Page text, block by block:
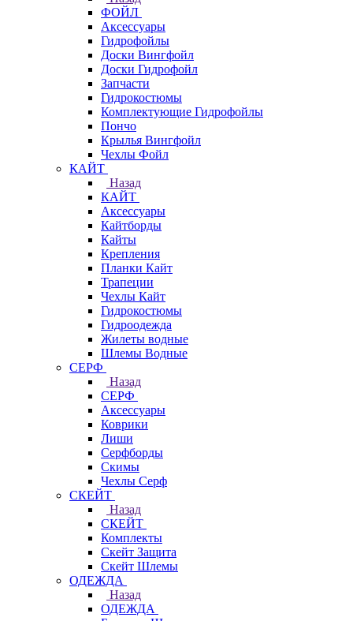
ФОЙЛ
Аксессуары
Гидрофойлы
Доски Вингфойл
Доски Гидрофойл
Запчасти
Гидрокостюмы
Комплектующие Гидрофойлы
Пончо
Крылья Вингфойл
Чехлы Фойл
КАЙТ
Назад
КАЙТ
Аксессуары
Кайтборды
Кайты
Крепления
Планки Кайт
Трапеции
Чехлы Кайт
Гидрокостюмы
Гидроодежда
Жилеты водные
Шлемы Водные
СЕРФ
Назад
СЕРФ
Аксессуары
Коврики
Лиши
Серфборды
Скимы
Чехлы Cерф
СКЕЙТ
Назад
СКЕЙТ
Комплекты
Скейт Защита
Скейт Шлемы
ОДЕЖДА
Назад
ОДЕЖДА